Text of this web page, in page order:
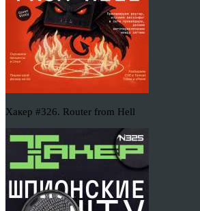
Хакер #326. Router from Hell